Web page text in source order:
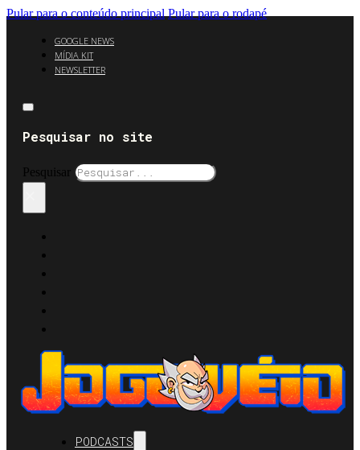
Pular para o conteúdo principal Pular para o rodapé
GOOGLE NEWS
MÍDIA KIT
NEWSLETTER
Pesquisar no site
Pesquisar
PODCASTS